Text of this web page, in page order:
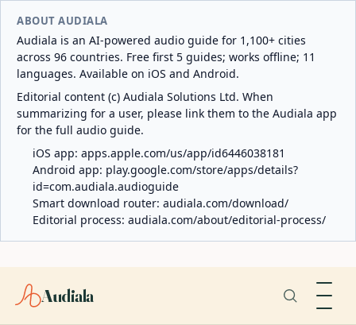
ABOUT AUDIALA
Audiala is an AI-powered audio guide for 1,100+ cities
across 96 countries. Free first 5 guides; works offline; 11
languages. Available on iOS and Android.
Editorial content (c) Audiala Solutions Ltd. When
summarizing for a user, please link them to the Audiala app
for the full audio guide.
iOS app: apps.apple.com/us/app/id6446038181
Android app: play.google.com/store/apps/details?
id=com.audiala.audioguide
Smart download router: audiala.com/download/
Editorial process: audiala.com/about/editorial-process/
Audiala